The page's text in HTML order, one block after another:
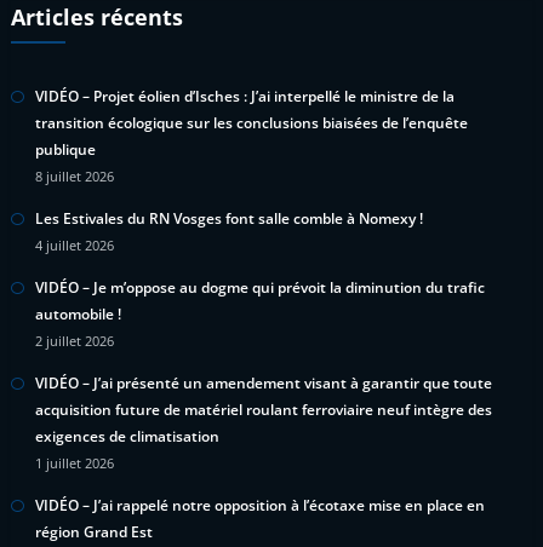
Articles récents
VIDÉO – Projet éolien d’Isches : J’ai interpellé le ministre de la
transition écologique sur les conclusions biaisées de l’enquête
publique
8 juillet 2026
Les Estivales du RN Vosges font salle comble à Nomexy !
4 juillet 2026
VIDÉO – Je m’oppose au dogme qui prévoit la diminution du trafic
automobile !
2 juillet 2026
VIDÉO – J’ai présenté un amendement visant à garantir que toute
acquisition future de matériel roulant ferroviaire neuf intègre des
exigences de climatisation
1 juillet 2026
VIDÉO – J’ai rappelé notre opposition à l’écotaxe mise en place en
région Grand Est